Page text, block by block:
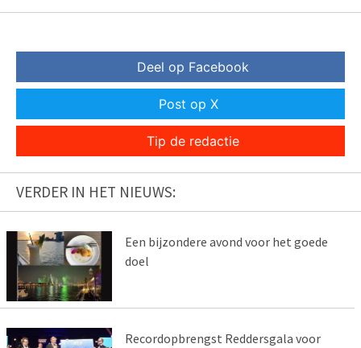
Deel op Facebook
Post op X
Tip de redactie
VERDER IN HET NIEUWS:
Een bijzondere avond voor het goede
doel
Recordopbrengst Reddersgala voor